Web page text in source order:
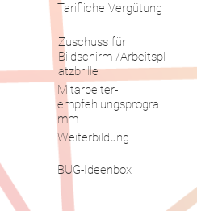
Tarifliche Vergütung
Zuschuss für
Bildschirm-/Arbeitspl
atzbrille
Mitarbeiter-
empfehlungsprogra
mm
Weiterbildung
BUG-Ideenbox